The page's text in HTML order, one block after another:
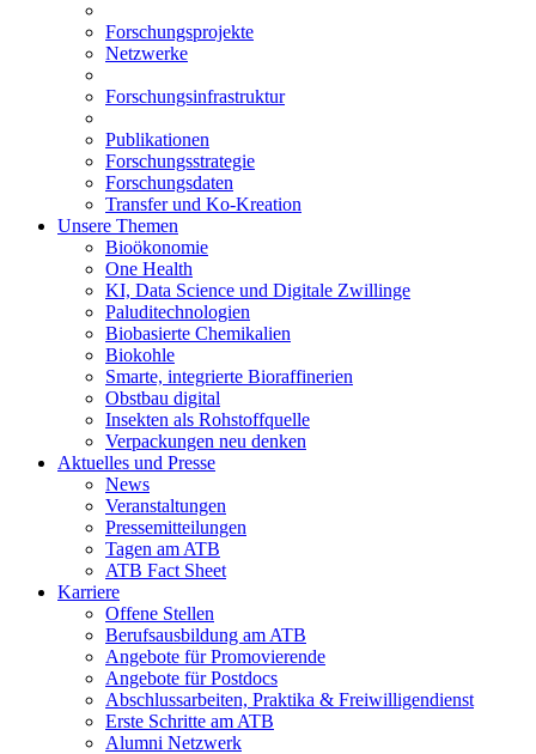
Forschungsprojekte
Netzwerke
Forschungsinfrastruktur
Publikationen
Forschungsstrategie
Forschungsdaten
Transfer und Ko-Kreation
Unsere Themen
Bioökonomie
One Health
KI, Data Science und Digitale Zwillinge
Paluditechnologien
Biobasierte Chemikalien
Biokohle
Smarte, integrierte Bioraffinerien
Obstbau digital
Insekten als Rohstoffquelle
Verpackungen neu denken
Aktuelles und Presse
News
Veranstaltungen
Pressemitteilungen
Tagen am ATB
ATB Fact Sheet
Karriere
Offene Stellen
Berufsausbildung am ATB
Angebote für Promovierende
Angebote für Postdocs
Abschlussarbeiten, Praktika & Freiwilligendienst
Erste Schritte am ATB
Alumni Netzwerk